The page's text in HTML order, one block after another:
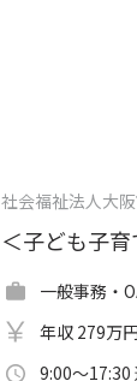
社会福祉法人大
＜子ども子
一般事務・
年収 279万
9:00～17:30